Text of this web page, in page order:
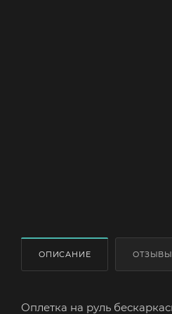
ОПИСАНИЕ ОТЗЫВЫ
Оплетка на руль